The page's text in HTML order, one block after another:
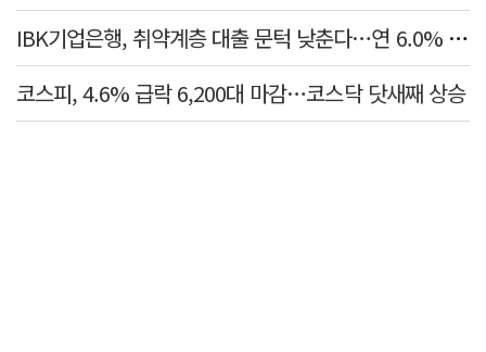
IBK기업은행, 취약계층 대출 문턱 낮춘다…연 6.0% 'i-ONE 햇살론 특례보증' 비대면 출시
코스피, 4.6% 급락 6,200대 마감…코스닥 닷새째 상승